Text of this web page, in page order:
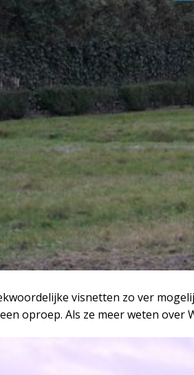
visnetten zo ver
oproep. Als ze meer weten over